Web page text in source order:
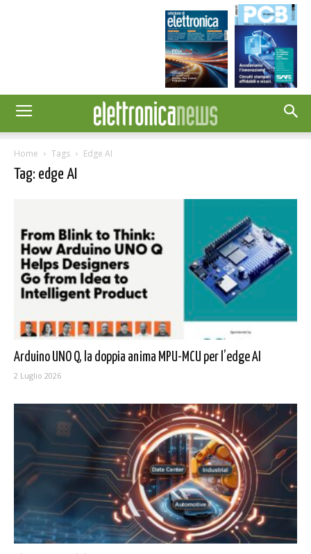
Home Tags Edge AI
Tag: edge AI
Arduino UNO Q, la doppia anima MPU-MCU per l’edge AI
2 Luglio 2026